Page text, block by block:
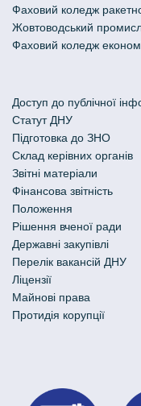
Фаховий коледж
Жовтоводський
Фаховий коледж
Доступ до публічної
Статут ДНУ
Підготовка до ЗНО
Склад керівних органів
Звітні матеріали
Фінансова звітність
Положення
Рішення вченої ради
Державні закупівлі
Перелік вакансій ДНУ
Ліцензії
Майнові права
Протидія корупції